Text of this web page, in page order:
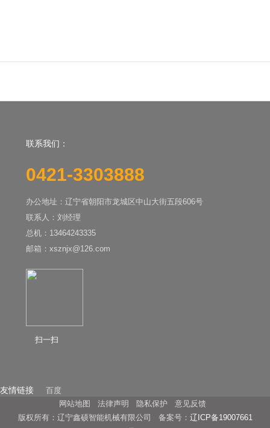
联系我们：
0421-3303888
办公地址：辽宁省朝阳市龙城区中山大街五段606号
联系人：刘经理
总机：13464243335
邮箱：xsznjx@126.com
扫一扫
友情链接
百度
网站地图
法律声明 隐私保护
意见反馈
版权所有：辽宁鑫硕智能机械有限公司 备案号： 辽ICP备19007661